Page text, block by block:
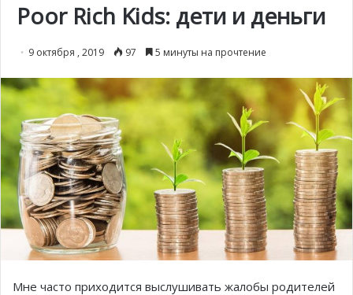
Poor Rich Kids: дети и деньги
9 октября , 2019 97 5 минуты на прочтение
Мне часто приходится выслушивать жалобы родителей